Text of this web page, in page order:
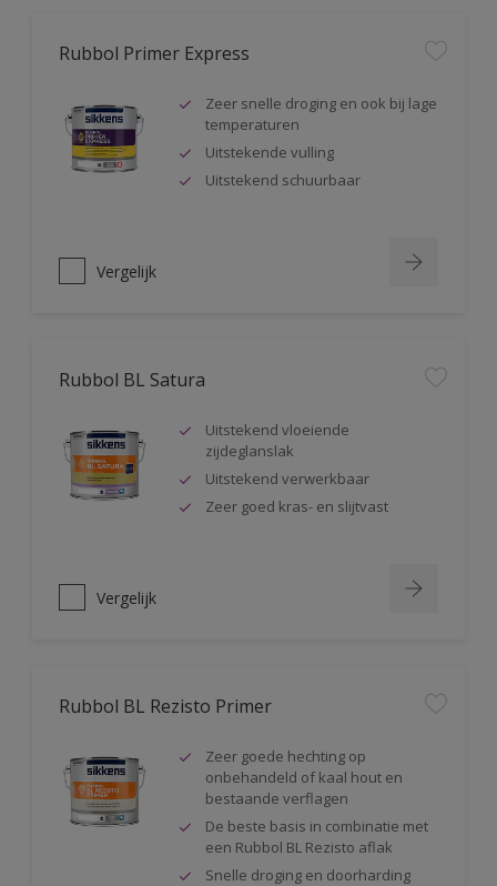
Rubbol Primer Express
Zeer snelle droging en ook bij lage
temperaturen
Uitstekende vulling
Uitstekend schuurbaar
Vergelijk
Rubbol BL Satura
Uitstekend vloeiende
zijdeglanslak
Uitstekend verwerkbaar
Zeer goed kras- en slijtvast
Vergelijk
Rubbol BL Rezisto Primer
Zeer goede hechting op
onbehandeld of kaal hout en
bestaande verflagen
De beste basis in combinatie met
een Rubbol BL Rezisto aflak
Snelle droging en doorharding